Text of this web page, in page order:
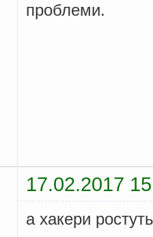
проблеми.
17.02.2017
а хакери